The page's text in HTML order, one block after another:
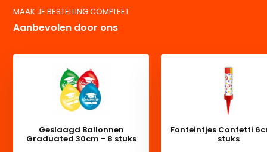
MAAK JE BESTELLING COMPLEET
Aanbevolen door ons
Geslaagd Ballonnen
Graduated 30cm - 8 stuks
Fonteintjes Confetti
stuks